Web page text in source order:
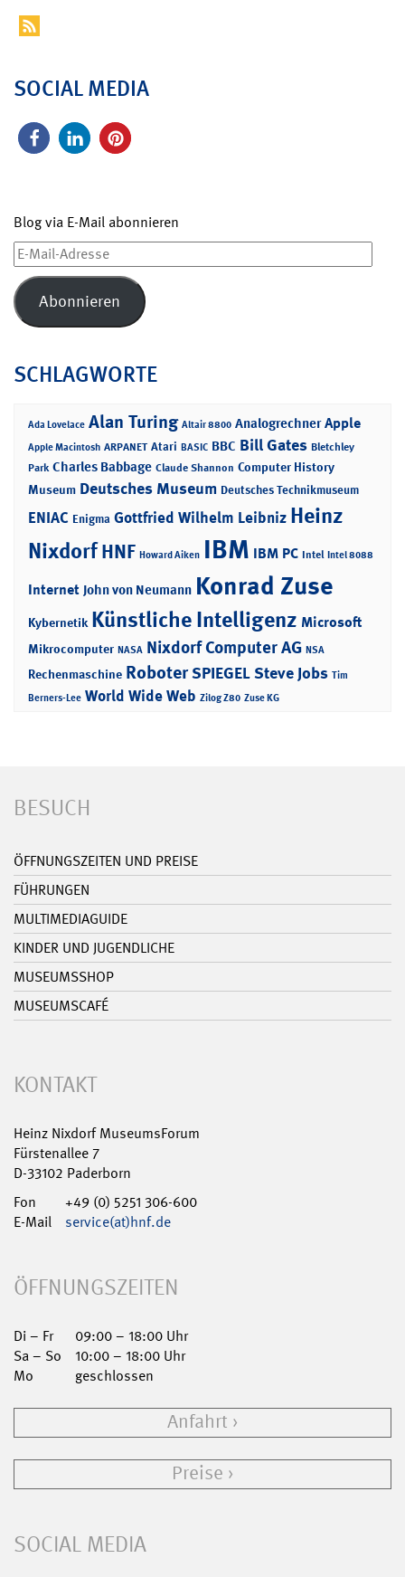
SOCIAL MEDIA
Blog via E-Mail abonnieren
E-
Mail-
Adresse
Abonnieren
SCHLAGWORTE
Ada Lovelace Alan Turing Altair 8800 Analogrechner Apple
Apple Macintosh ARPANET Atari BASIC BBC Bill Gates Bletchley
Park Charles Babbage Claude Shannon Computer History
Museum Deutsches Museum Deutsches Technikmuseum
ENIAC Enigma Gottfried Wilhelm Leibniz Heinz
NixdorfHNF Howard Aiken IBM IBM PC Intel Intel 8088
Internet John von Neumann Konrad Zuse
Kybernetik Künstliche Intelligenz Microsoft
Mikrocomputer NASA Nixdorf Computer AG NSA
Rechenmaschine RoboterSPIEGELSteve Jobs Tim
Berners-Lee World Wide Web Zilog Z80 Zuse KG
BESUCH
ÖFFNUNGSZEITEN UND PREISE
FÜHRUNGEN
MULTIMEDIAGUIDE
KINDER UND JUGENDLICHE
MUSEUMSSHOP
MUSEUMSCAFÉ
KONTAKT
Heinz Nixdorf MuseumsForum
Fürstenallee 7
D-33102 Paderborn
Fon
+49 (0) 5251 306-600
E-Mail
service(at)hnf.de
ÖFFNUNGSZEITEN
Di – Fr
09:00 – 18:00 Uhr
Sa – So
10:00 – 18:00 Uhr
Mo
geschlossen
Anfahrt
Preise
SOCIAL MEDIA